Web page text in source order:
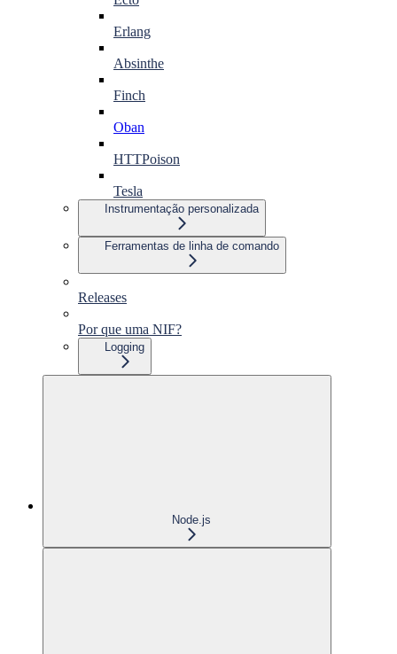
Erlang
Absinthe
Finch
Oban
HTTPoison
Tesla
Instrumentação personalizada
Ferramentas de linha de comando
Releases
Por que uma NIF?
Logging
Node.js